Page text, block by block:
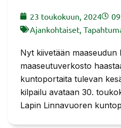
23 toukokuun, 2024
Ajankohtaiset
Nyt kiivetään maaseudun
maaseutuverkosto
kuntoportaita tulevan
kilpailu avataan 30.
Lapin Linnavuoren